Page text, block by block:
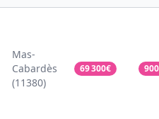
Mas-
Cabardès
(11380)
69 300€ 900